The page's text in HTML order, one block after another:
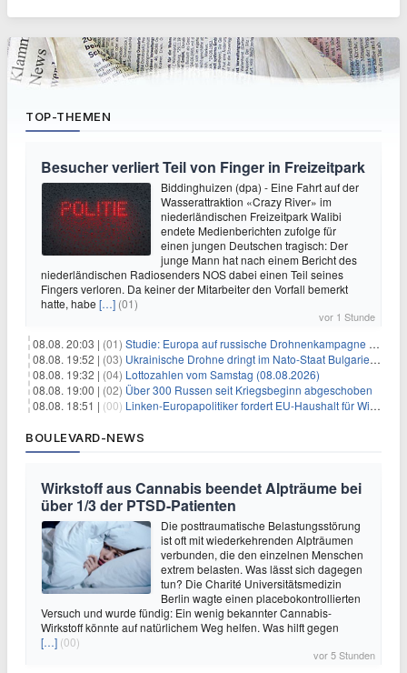
TOP-THEMEN
Besucher verliert Teil von Finger in Freizeitpark
Biddinghuizen (dpa) - Eine Fahrt auf der
Wasserattraktion «Crazy River» im
niederländischen Freizeitpark Walibi
endete Medienberichten zufolge für
einen jungen Deutschen tragisch: Der
junge Mann hat nach einem Bericht des
niederländischen Radiosenders NOS dabei einen Teil seines
Fingers verloren. Da keiner der Mitarbeiter den Vorfall bemerkt
hatte, habe […] (01)
vor 1 Stunde
08.08. 20:03 | (01) Studie: Europa auf russische Drohnenkampagne unzureichend vorbereitet
08.08. 19:52 | (03) Ukrainische Drohne dringt im Nato-Staat Bulgarien ein
08.08. 19:32 | (04) Lottozahlen vom Samstag (08.08.2026)
08.08. 19:00 | (02) Über 300 Russen seit Kriegsbeginn abgeschoben
08.08. 18:51 | (00) Linken-Europapolitiker fordert EU-Haushalt für Wirtschaftsumbau
BOULEVARD-NEWS
Wirkstoff aus Cannabis beendet Alpträume bei
über 1/3 der PTSD-Patienten
Die posttraumatische Belastungsstörung
ist oft mit wiederkehrenden Alpträumen
verbunden, die den einzelnen Menschen
extrem belasten. Was lässt sich dagegen
tun? Die Charité Universitätsmedizin
Berlin wagte einen placebokontrollierten
Versuch und wurde fündig: Ein wenig bekannter Cannabis-
Wirkstoff könnte auf natürlichem Weg helfen. Was hilft gegen
[…] (00)
vor 5 Stunden